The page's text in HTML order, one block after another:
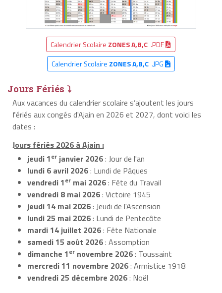
Calendrier Scolaire ZONES A,B,C .PDF
Calendrier Scolaire ZONES A,B,C.JPG
Jours Fériés ⤵
Aux vacances du calendrier scolaire s’ajoutent les jours
fériés aux congés d'Ajain en 2026 et 2027, dont voici les
dates :
Jours fériés 2026 à Ajain :
jeudi 1er janvier 2026: Jour de l'an
lundi 6 avril 2026: Lundi de Pâques
vendredi 1er mai 2026: Fête du Travail
vendredi 8 mai 2026: Victoire 1945
jeudi 14 mai 2026: Jeudi de l'Ascension
lundi 25 mai 2026: Lundi de Pentecôte
mardi 14 juillet 2026: Fête Nationale
samedi 15 août 2026: Assomption
dimanche 1er novembre 2026: Toussaint
mercredi 11 novembre 2026: Armistice 1918
vendredi 25 décembre 2026: Noël